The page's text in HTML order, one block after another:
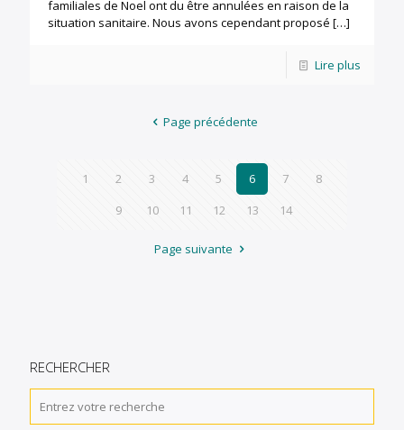
familiales de Noel ont du être annulées en raison de la
situation sanitaire. Nous avons cependant proposé […]
Lire plus
Page précédente
1 2 3 4 5 6 7
8
9
10 11 12 13 14
Page suivante
RECHERCHER